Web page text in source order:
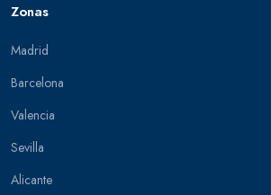
Zonas
Madrid
Barcelona
Valencia
Sevilla
Alicante